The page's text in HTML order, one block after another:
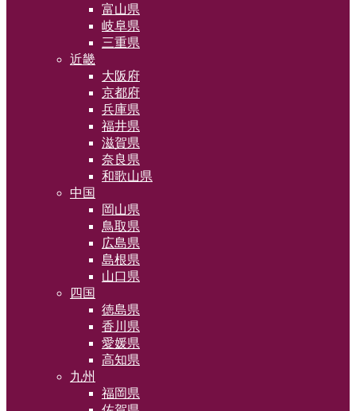
富山県
岐阜県
三重県
近畿
大阪府
京都府
兵庫県
福井県
滋賀県
奈良県
和歌山県
中国
岡山県
鳥取県
広島県
島根県
山口県
四国
徳島県
香川県
愛媛県
高知県
九州
福岡県